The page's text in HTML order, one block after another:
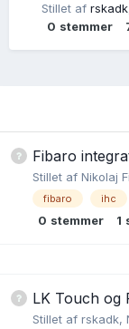
Stillet af rskadk
0 stemmer
Fibaro
Stillet af Nikolaj
fibaro ihc
0 stemmer 1
LK Touch og
Stillet af rskadk,